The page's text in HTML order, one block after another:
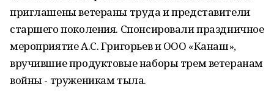
приглашены ветераны труда и представители
старшего поколения. Спонсировали праздничное
мероприятие А.С. Григорьев и ООО «Канаш»,
вручившие продуктовые наборы трем ветеранам
войны - труженикам тыла.